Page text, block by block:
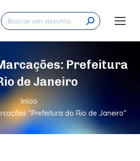
Search:
Prefeitura
de Janeiro
Início
"Prefeitura do Rio de Janeiro"